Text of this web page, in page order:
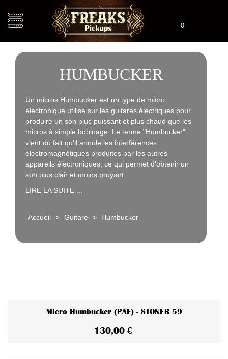
0
HUMBUCKER
Un micros Humbucker est un type de micro
électronique utilisé sur les guitares électriques pour
produire un son plus puissant et plus chaud que les
micros à simple bobinage. Le terme "Humbucker"
vient du fait qu'il annule les interférences
électromagnétiques produites par les autres
appareils électroniques, ce qui permet d'obtenir un
son plus clair et moins bruyant.
LIRE LA SUITE ...
Accueil > Guitare > Humbucker
Micro Humbucker (PAF) - STONER 59
130,00 €